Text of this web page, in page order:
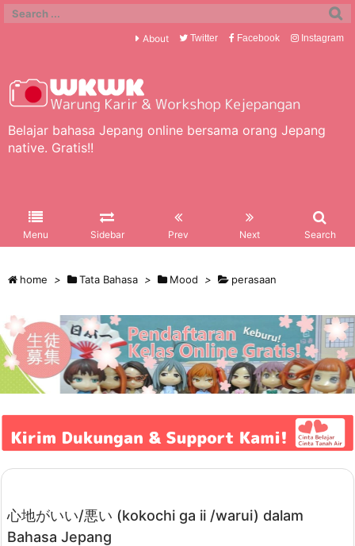
Belajar bahasa Jepang online bersama orang Jepang
native. Gratis!!
Menu Sidebar Prev Next Search
About Twitter Facebook Instagram
home > Tata Bahasa > Mood > perasaan
心地がいい/悪い (kokochi ga ii /warui) dalam
Bahasa Jepang